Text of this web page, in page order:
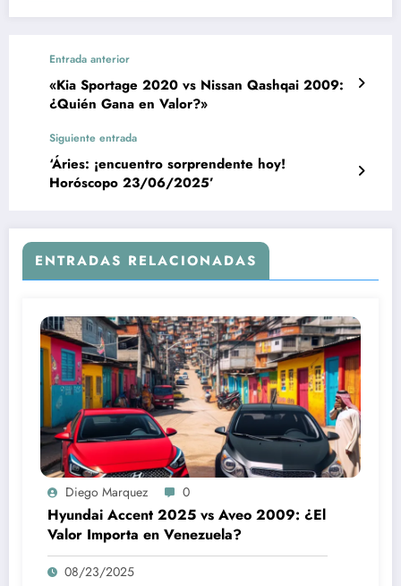
Entrada anterior
«Kia Sportage 2020 vs Nissan Qashqai 2009:
¿Quién Gana en Valor?»
Siguiente entrada
‘Áries: ¡encuentro sorprendente hoy!
Horóscopo 23/06/2025’
ENTRADAS RELACIONADAS
Diego Marquez 0
Hyundai Accent 2025 vs Aveo 2009: ¿El
Valor Importa en Venezuela?
08/23/2025